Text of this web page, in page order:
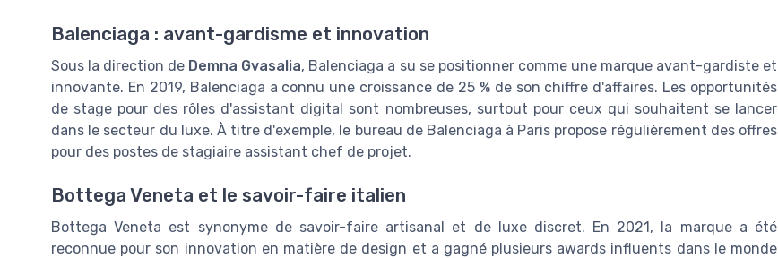
Balenciaga : avant-gardisme et innovation
Sous la direction de Demna Gvasalia, Balenciaga a su se positionner comme une marque avant-gardiste et
innovante. En 2019, Balenciaga a connu une croissance de 25 % de son chiffre d'affaires. Les opportunités
de stage pour des rôles d'assistant digital sont nombreuses, surtout pour ceux qui souhaitent se lancer
dans le secteur du luxe. À titre d'exemple, le bureau de Balenciaga à Paris propose régulièrement des offres
pour des postes de stagiaire assistant chef de projet.
Bottega Veneta et le savoir-faire italien
Bottega Veneta est synonyme de savoir-faire artisanal et de luxe discret. En 2021, la marque a été
reconnue pour son innovation en matière de design et a gagné plusieurs awards influents dans le monde